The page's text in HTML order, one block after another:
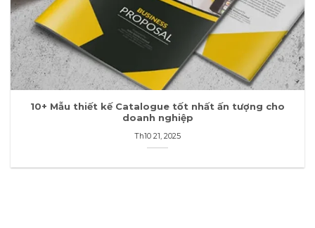
10+ Mẫu thiết kế Catalogue tốt nhất ấn tượng cho
doanh nghiệp
Th10 21, 2025